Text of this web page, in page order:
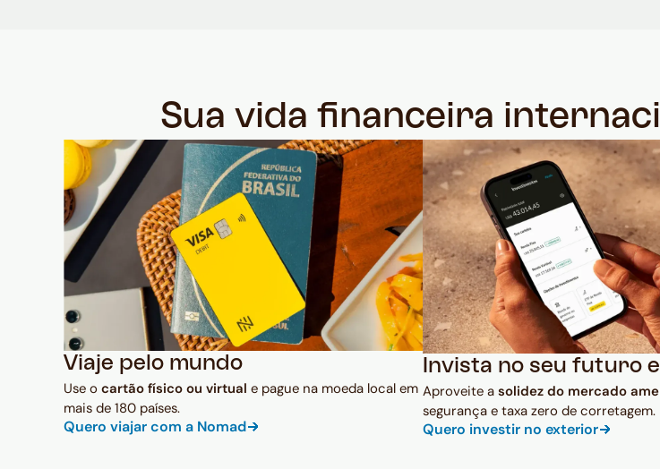
Sua vida financeira
Viaje pelo mundo
Use o cartão físico ou virtual e pague na moeda local em
mais de 180 países.
Quero viajar com a Nomad
Invista no seu futuro
Aproveite a solidez do mercado
segurança e taxa zero de corretagem.
Quero investir no exterior